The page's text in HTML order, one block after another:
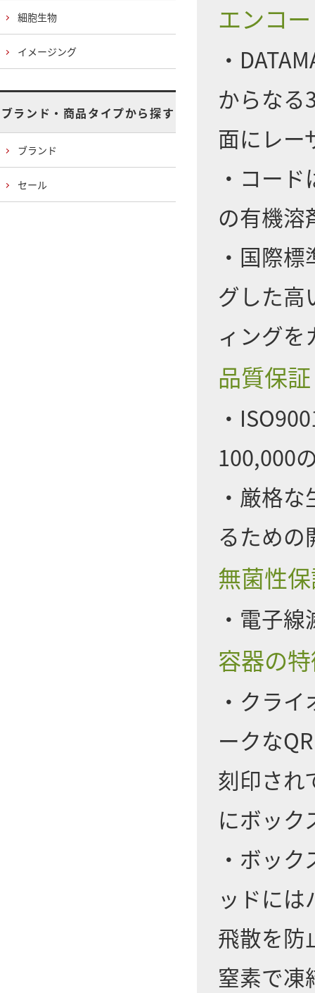
エンコ
・
からなる
面にレー
・コー
の有機溶
・国際
グした高
ィングを
品質保証
・
100,000
・厳格
るための
無菌性
・電子
容器の
・クラ
ークな
刻印され
にボック
・ボッ
ッドに
飛散を防
窒素で凍
細胞生物
イメージング
ブランド・商品タイプから探す
ブランド
セール